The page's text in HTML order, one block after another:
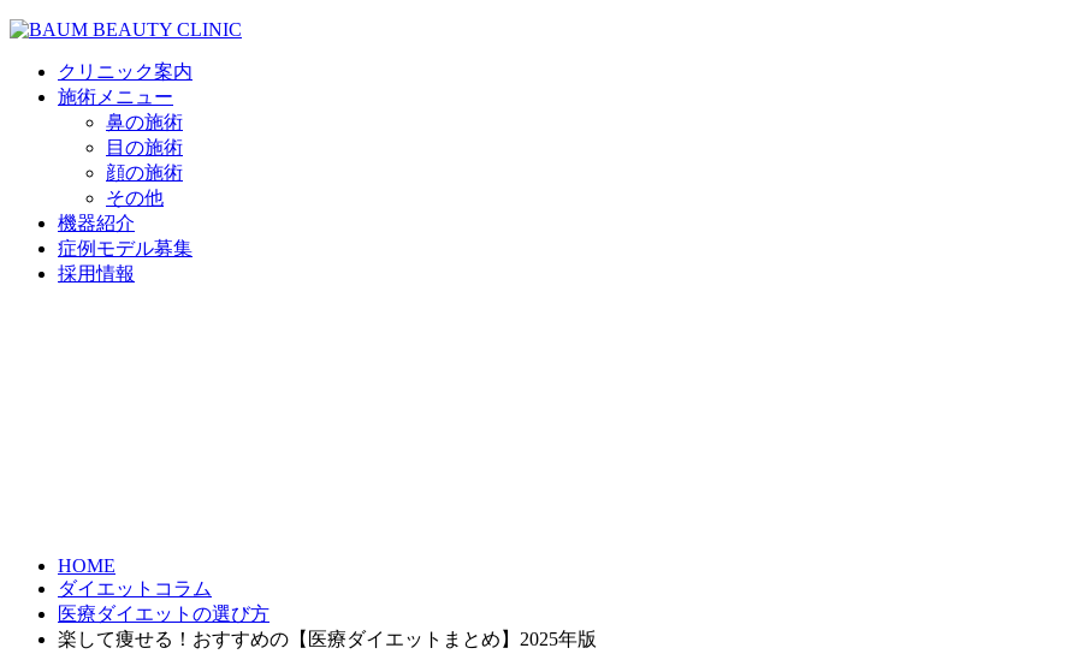
クリニック案内
施術メニュー
鼻の施術
目の施術
顔の施術
その他
機器紹介
症例モデル募集
採用情報
HOME
ダイエットコラム
医療ダイエットの選び方
楽して痩せる！おすすめの【医療ダイエットまとめ】2025年版